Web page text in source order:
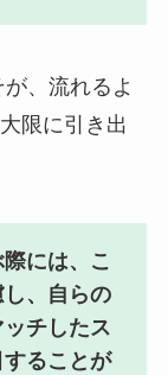
、流れるよ
限に引き出
には、こ
、自らの
チしたス
ることが